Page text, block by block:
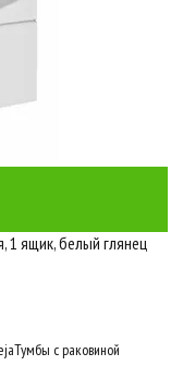
1 ящик, белый глянец
Тумбы с раковиной